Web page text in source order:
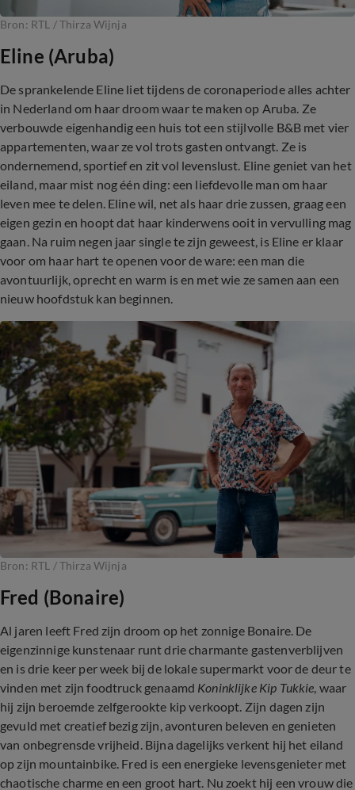
Bron: RTL / Thirza Wijnja
Eline (Aruba)
De sprankelende Eline liet tijdens de coronaperiode alles achter
in Nederland om haar droom waar te maken op Aruba. Ze
verbouwde eigenhandig een huis tot een stijlvolle B&B met vier
appartementen, waar ze vol trots gasten ontvangt. Ze is
ondernemend, sportief en zit vol levenslust. Eline geniet van het
eiland, maar mist nog één ding: een liefdevolle man om haar
leven mee te delen. Eline wil, net als haar drie zussen, graag een
eigen gezin en hoopt dat haar kinderwens ooit in vervulling mag
gaan. Na ruim negen jaar single te zijn geweest, is Eline er klaar
voor om haar hart te openen voor de ware: een man die
avontuurlijk, oprecht en warm is en met wie ze samen aan een
nieuw hoofdstuk kan beginnen.
Bron: RTL / Thirza Wijnja
Fred (Bonaire)
Al jaren leeft Fred zijn droom op het zonnige Bonaire. De
eigenzinnige kunstenaar runt drie charmante gastenverblijven
en is drie keer per week bij de lokale supermarkt voor de deur te
vinden met zijn foodtruck genaamd Koninklijke Kip Tukkie , waar
hij zijn beroemde zelfgerookte kip verkoopt. Zijn dagen zijn
gevuld met creatief bezig zijn, avonturen beleven en genieten
van onbegrensde vrijheid. Bijna dagelijks verkent hij het eiland
op zijn mountainbike. Fred is een energieke levensgenieter met
chaotische charme en een groot hart. Nu zoekt hij een vrouw die